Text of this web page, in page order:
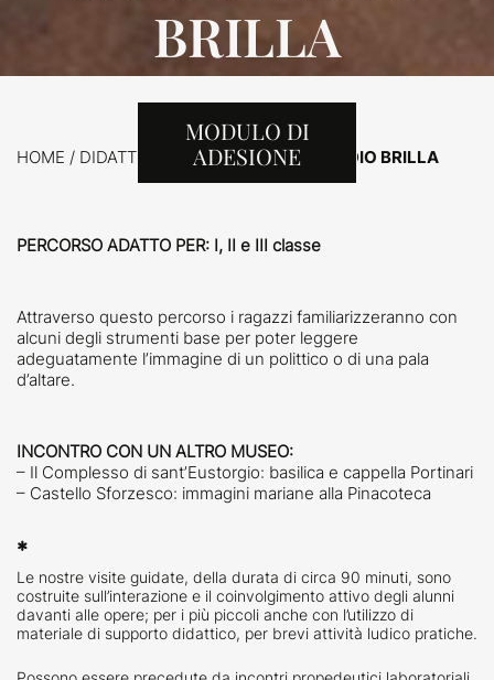
BRILLA
HOME / DIDATTICA / PERCORSI/ LA’ DOVE DIO BRILLA
MODULO DI
ADESIONE
PERCORSO ADATTO PER: I, II e III classe
Attraverso questo percorso i ragazzi familiarizzeranno con
alcuni degli strumenti base per poter leggere
adeguatamente l’immagine di un polittico o di una pala
d’altare.
INCONTRO CON UN ALTRO MUSEO:
– Il Complesso di sant’Eustorgio: basilica e cappella Portinari
– Castello Sforzesco: immagini mariane alla Pinacoteca
*
Le nostre visite guidate, della durata di circa 90 minuti, sono
costruite sull’interazione e il coinvolgimento attivo degli alunni
davanti alle opere; per i più piccoli anche con l’utilizzo di
materiale di supporto didattico, per brevi attività ludico pratiche.